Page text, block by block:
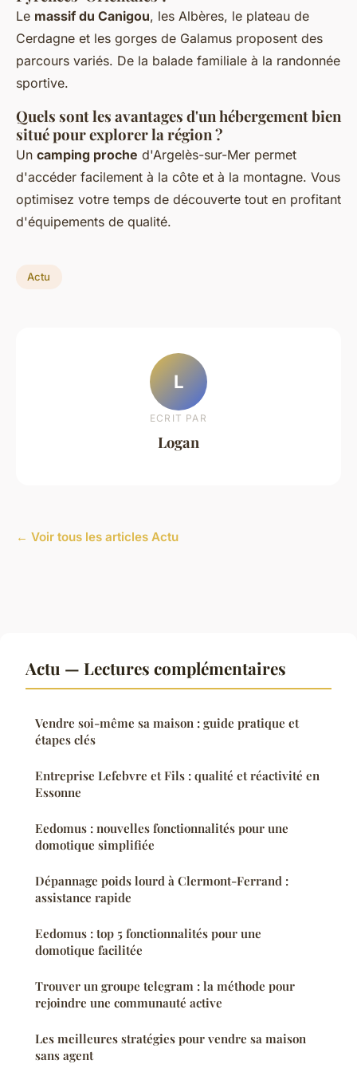
Le massif du Canigou, les Albères, le plateau de
Cerdagne et les gorges de Galamus proposent des
parcours variés. De la balade familiale à la randonnée
sportive.
Quels sont les avantages d'un hébergement bien
situé pour explorer la région ?
Un camping proche d'Argelès-sur-Mer permet
d'accéder facilement à la côte et à la montagne. Vous
optimisez votre temps de découverte tout en profitant
d'équipements de qualité.
Actu
L
ECRIT PAR
Logan
← Voir tous les articles Actu
Actu — Lectures complémentaires
Vendre soi-même sa maison : guide pratique et
étapes clés
Entreprise Lefebvre et Fils : qualité et réactivité en
Essonne
Eedomus : nouvelles fonctionnalités pour une
domotique simplifiée
Dépannage poids lourd à Clermont-Ferrand :
assistance rapide
Eedomus : top 5 fonctionnalités pour une
domotique facilitée
Trouver un groupe telegram : la méthode pour
rejoindre une communauté active
Les meilleures stratégies pour vendre sa maison
sans agent